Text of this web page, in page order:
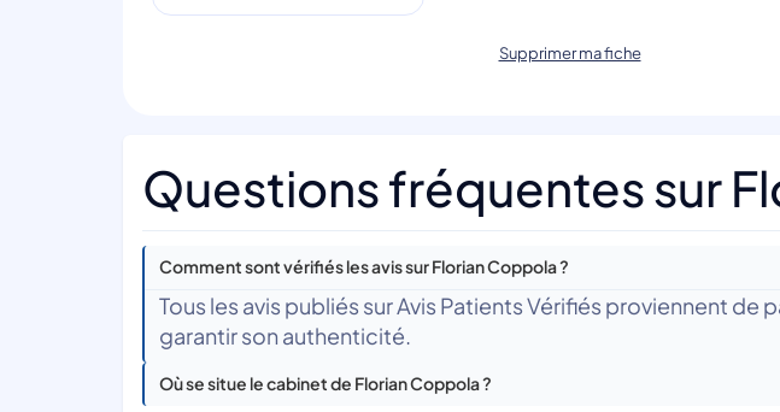
Supprimer ma fiche
Questions fréquentes sur
Comment sont vérifiés les avis sur Florian Coppola ?
Tous les avis publiés sur Avis Patients Vérifiés proviennent
garantir son authenticité.
Où se situe le cabinet de Florian Coppola ?